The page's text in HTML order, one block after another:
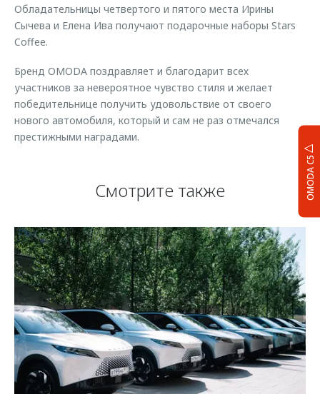
OMODA C5
Обладательницы четвертого и пятого места Ирины
Сычева и Елена Ива получают подарочные наборы Stars
Coffee.
Бренд OMODA поздравляет и благодарит всех
участников за невероятное чувство стиля и желает
победительнице получить удовольствие от своего
нового автомобиля, который и сам не раз отмечался
престижными наградами.
Смотрите также